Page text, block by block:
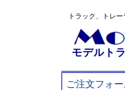
トラック、トレ
モデルト
ご注文フォ